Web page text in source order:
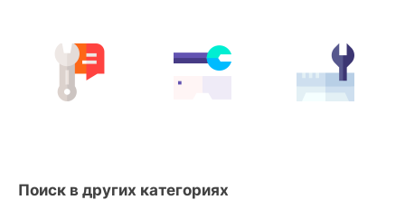
Поиск в других категориях